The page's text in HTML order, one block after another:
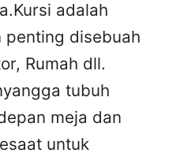
adalah
penting disebuah
Rumah dll.
tubuh
meja dan
untuk